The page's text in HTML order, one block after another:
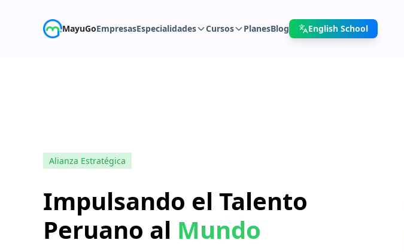
MayuGoEmpresasEspecialidades Cursos PlanesBlog English School
Alianza Estratégica
Impulsando el Talento
Peruano al Mundo